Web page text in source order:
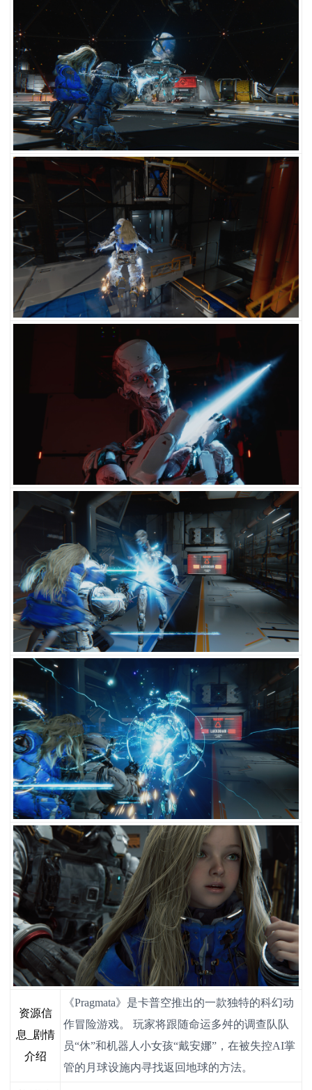
资源信
息_剧情
介绍
《Pragmata》是卡普空推出的一款独特的科幻动
作冒险游戏。 玩家将跟随命运多舛的调查队队
员“休”和机器人小女孩“戴安娜”，在被失控AI掌
管的月球设施内寻找返回地球的方法。